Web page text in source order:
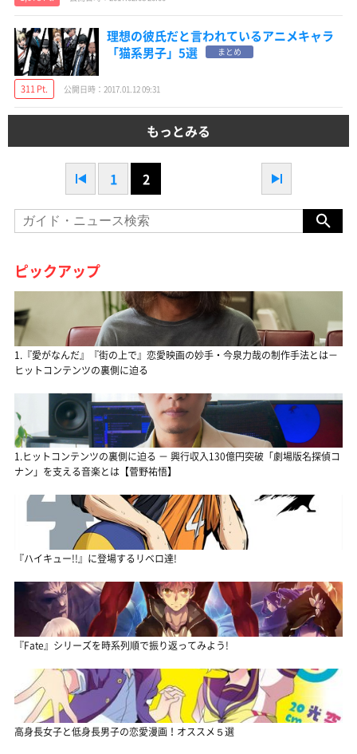
理想の彼氏だと言われているアニメキャラ
「猫系男子」5選
まとめ
311 Pt. 公開日時：2017.01.12 09:31
もっとみる
1 2
ピックアップ
1.『愛がなんだ』『街の上で』恋愛映画の妙手・今泉力哉の制作手法とは－
ヒットコンテンツの裏側に迫る
1.ヒットコンテンツの裏側に迫る － 興行収入130億円突破「劇場版名探偵コ
ナン」を支える音楽とは【菅野祐悟】
『ハイキュー!!』に登場するリベロ達!
『Fate』シリーズを時系列順で振り返ってみよう!
高身長女子と低身長男子の恋愛漫画！オススメ５選